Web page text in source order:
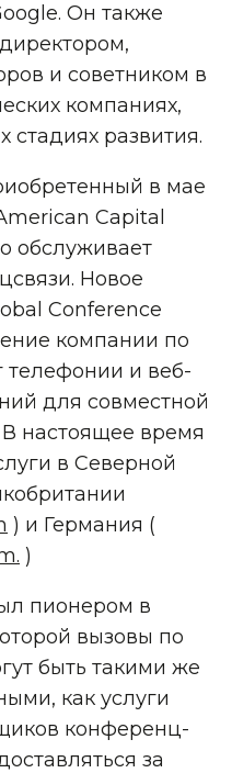
Он также
и советником в
компаниях,
стадиях развития.
в мае
Capital
обслуживает
Новое
Conference
компании по
телефонии и веб-
для совместной
настоящее время
в Северной
) и Германия (
)
пионером в
вызовы по
быть такими же
как услуги
конференц-
за